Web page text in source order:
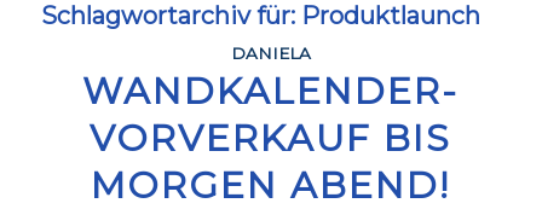
Schlagwortarchiv für: Produktlaunch
DANIELA
WANDKALENDER-
VORVERKAUF BIS
MORGEN ABEND!